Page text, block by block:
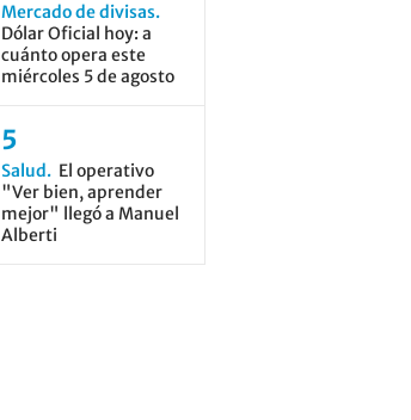
Mercado de divisas
Dólar Oficial hoy: a
cuánto opera este
miércoles 5 de agosto
Salud
El operativo
"Ver bien, aprender
mejor" llegó a Manuel
Alberti